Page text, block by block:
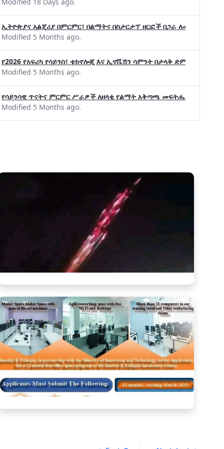
ኢትዮጵያና አልጄሪያ በምርምር፣ በልማትና በስታርታፕ ዘርፎች በጋራ ለመስራት መከሩ፡፡
Modified 5 Months ago.
የ2026 የአፍሪካ የሳይንስ፣ ቴክኖሎጂ እና ኢኖቬሽን ሳምንት በታላቅ ድምቀት
Modified 5 Months ago.
የሳይንሳዊ ጥናትና ምርምር ሥራዎች ለዘላቂ የልማት አቅጣጫ መፍትሔ ጠቋሚ
Modified 5 Months ago.